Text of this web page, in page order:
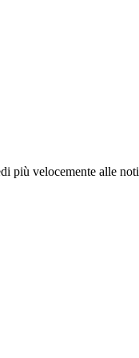
più velocemente alle